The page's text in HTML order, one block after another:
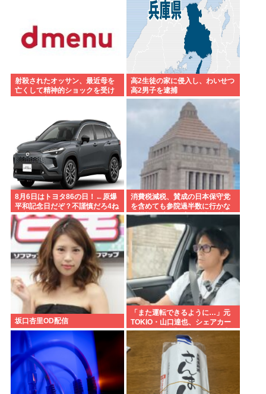
射殺されたオッサン、最近母を
亡くして精神的ショックを受け
高2生徒の家に侵入し、わいせつ
高2男子を逮捕
8月6日はトヨタ86の日！←原爆
平和記念日だぞ？不謹慎だろ4ね
や車カス
消費税減税、賛成の日本保守党
を含めても参院過半数に行かな
い模様 野党は一斉に批判し神谷
「天下の愚策」 おや、チみ？
坂口杏里OD配信
「また運転できるように…」元
TOKIO・山口達也、シェアカー
運転&ギター演奏姿にファン感動